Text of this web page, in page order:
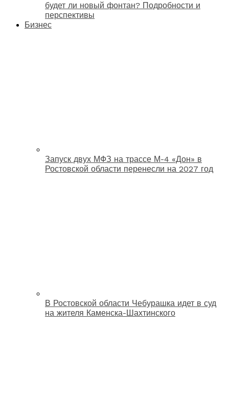
будет ли новый фонтан? Подробности и
перспективы
Бизнес
Запуск двух МФЗ на трассе М-4 «Дон» в
Ростовской области перенесли на 2027 год
В Ростовской области Чебурашка идет в суд
на жителя Каменска-Шахтинского